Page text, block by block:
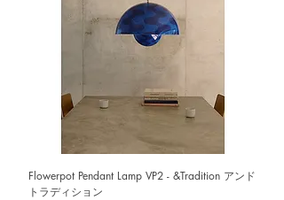
Flowerpot Pendant Lamp VP2 - &Tradition アンド
トラディション